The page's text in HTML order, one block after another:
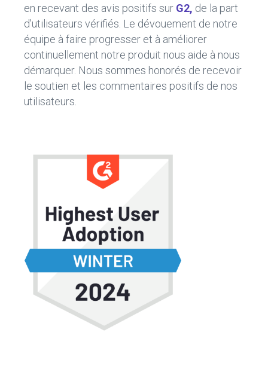
en recevant des avis positifs sur G2, de la part
d'utilisateurs vérifiés. Le dévouement de notre
équipe à faire progresser et à améliorer
continuellement notre produit nous aide à nous
démarquer. Nous sommes honorés de recevoir
le soutien et les commentaires positifs de nos
utilisateurs.